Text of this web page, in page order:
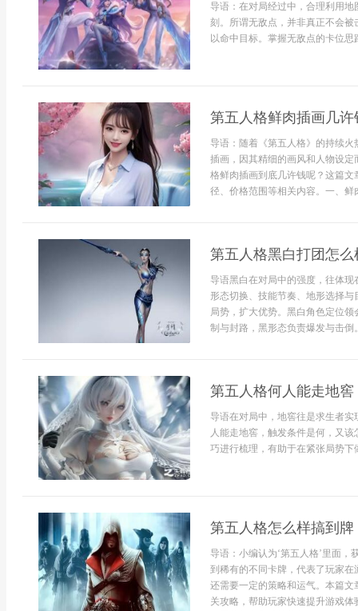
导语：在对局经过中，合理利用
刻。所谓无敌点，并非真正不会
以命中目标。掌握无敌点的卡位
第五人格鲜肉插画几许
导语：随着《第五人格》的持续
插画，因其精细的画风和人物设
格鲜肉插画到底几许钱呢？这篇
径、价格范围等相关内容。一、
第五人格黑白打团怎么
导语黑白在对局中的强度，往体
形态切换、技能节奏、地形选择
局势，扩大优势。黑白角色定位
制与封路，黑形态负责爆发与击
第五人格何人能走地窖
导语在对局中，地窖往是求生者
人能走地窖，触发条件是何，又
巧进行梳理，有助于在紧张局势
第五人格怎么样搞到牌
导语：小编认为‘第五人格’里面
到稀有的不同卡牌，代表了玩家
还需要一定的策略和运气。本篇文
关攻略，帮助玩家快速提升游戏